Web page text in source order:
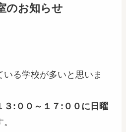
のお知らせ
る学校が多いと思いま
３:００～１７:００に日曜